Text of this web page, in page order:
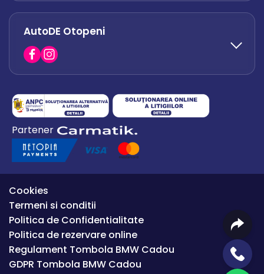
0730 063 852
0730 063 851
AutoDE Otopeni
0754 649 360
office.premium@autode.ro
Partener
Cookies
Termeni si conditii
Politica de Confidentialitate
Politica de rezervare online
Regulament Tombola BMW Cadou
GDPR Tombola BMW Cadou